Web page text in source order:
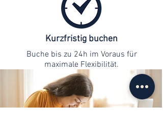
Kurzfristig buchen
Buche bis zu 24h im Voraus für
maximale Flexibilität.